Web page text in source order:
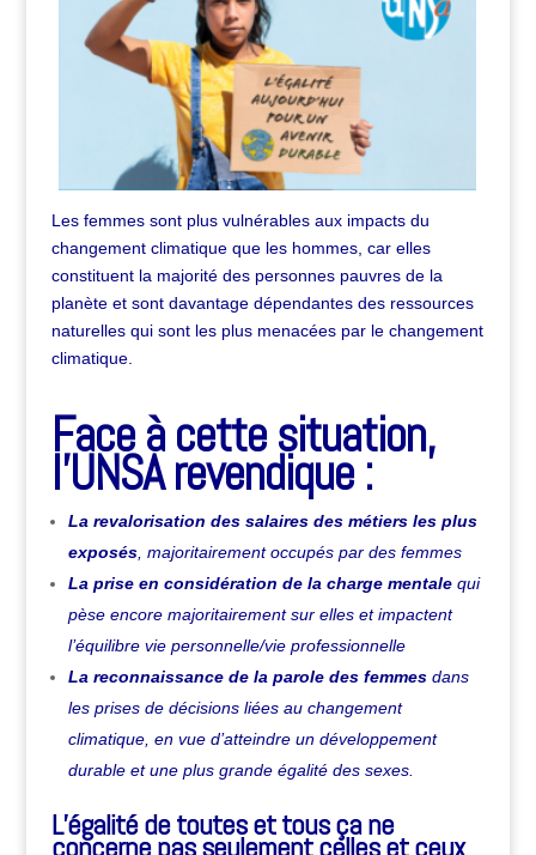
Les femmes sont plus vulnérables aux impacts du
changement climatique que les hommes, car elles
constituent la majorité des personnes pauvres de la
planète et sont davantage dépendantes des ressources
naturelles qui sont les plus menacées par le changement
climatique.
Face à cette situation,
l’UNSA revendique :
La revalorisation des salaires des métiers les plus
exposés, majoritairement occupés par des femmes
La prise en considération de la charge mentalequi
pèse encore majoritairement sur elles et impactent
l’équilibre vie personnelle/vie professionnelle
La reconnaissance de la parole des femmesdans
les prises de décisions liées au changement
climatique, en vue d’atteindre un développement
durable et une plus grande égalité des sexes.
L’égalité de toutes et tous ça ne
concerne pas seulement celles et ceux